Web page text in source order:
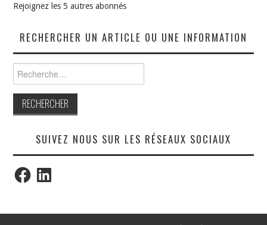
Rejoignez les 5 autres abonnés
RECHERCHER UN ARTICLE OU UNE INFORMATION
SUIVEZ NOUS SUR LES RÉSEAUX SOCIAUX
FacebookLinkedIn